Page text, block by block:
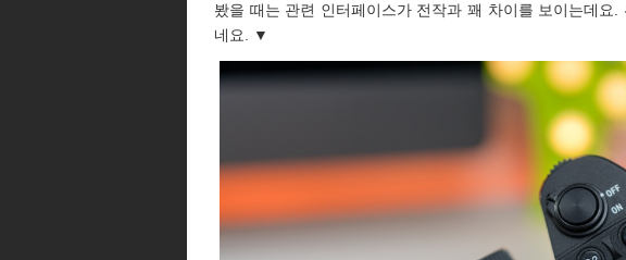
봤을 때는 관련 인터페이스가 전작과 꽤 차이를 보이는데요
네요. ▼